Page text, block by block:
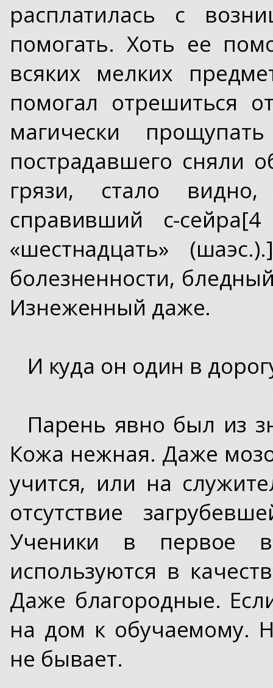
расплатилась с
помогать. Хоть ее
всяких мелких
помогал отрешиться
магически
пострадавшего сняли
грязи, стало
справивший с-
«шестнадцать»
болезненности,
Изнеженный даже.
И куда он один в
Парень явно был из
Кожа нежная. Даже
учится, или на
отсутствие
Ученики в первое
используются в
Даже благородные.
на дом к обучаемому.
не бывает.